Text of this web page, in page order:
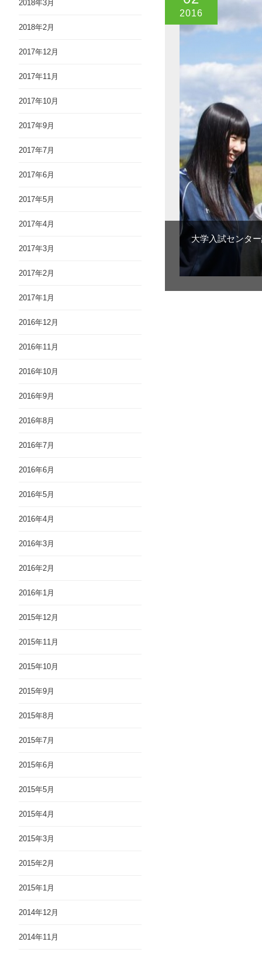
2018年3月
2018年2月
2017年12月
2017年11月
2017年10月
2017年9月
2017年7月
2017年6月
2017年5月
2017年4月
2017年3月
2017年2月
2017年1月
2016年12月
2016年11月
2016年10月
2016年9月
2016年8月
2016年7月
2016年6月
2016年5月
2016年4月
2016年3月
2016年2月
2016年1月
2015年12月
2015年11月
2015年10月
2015年9月
2015年8月
2015年7月
2015年6月
2015年5月
2015年4月
2015年3月
2015年2月
2015年1月
2014年12月
2014年11月
2016
大学入試センタ